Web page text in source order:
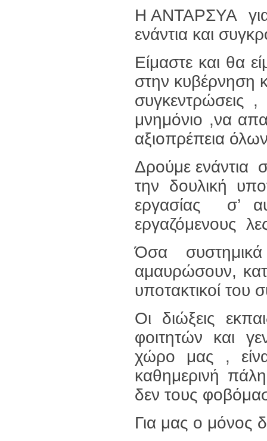
Η ΑΝΤΑΡΣΥΑ για
ενάντια και
Είμαστε και θα
στην κυβέρνηση
συγκεντρώσεις
μνημόνιο ,να
αξιοπρέπεια
Δρούμε ενάντια
την δουλική
εργασίας σ’
εργαζόμενους
Όσα
αμαυρώσουν,
υποτακτικοί του
Οι διώξεις
φοιτητών και
χώρο μας ,
καθημερινή
δεν τους
Για μας ο μόνος